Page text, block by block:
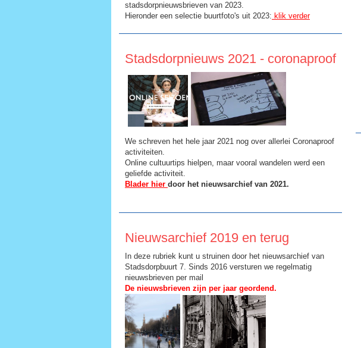
stadsdorpnieuwsbrieven van 2023.
Hieronder een selectie buurtfoto's uit 2023: klik verder
Stadsdorpnieuws 2021 - coronaproof
We schreven het hele jaar 2021 nog over allerlei Coronaproof
activiteiten.
Online cultuurtips hielpen, maar vooral wandelen werd een
geliefde activiteit.
Blader hier door het nieuwsarchief van 2021.
Nieuwsarchief 2019 en terug
In deze rubriek kunt u struinen door het nieuwsarchief van
Stadsdorpbuurt 7. Sinds 2016 versturen we regelmatig
nieuwsbrieven per mail
De nieuwsbrieven zijn per jaar geordend.